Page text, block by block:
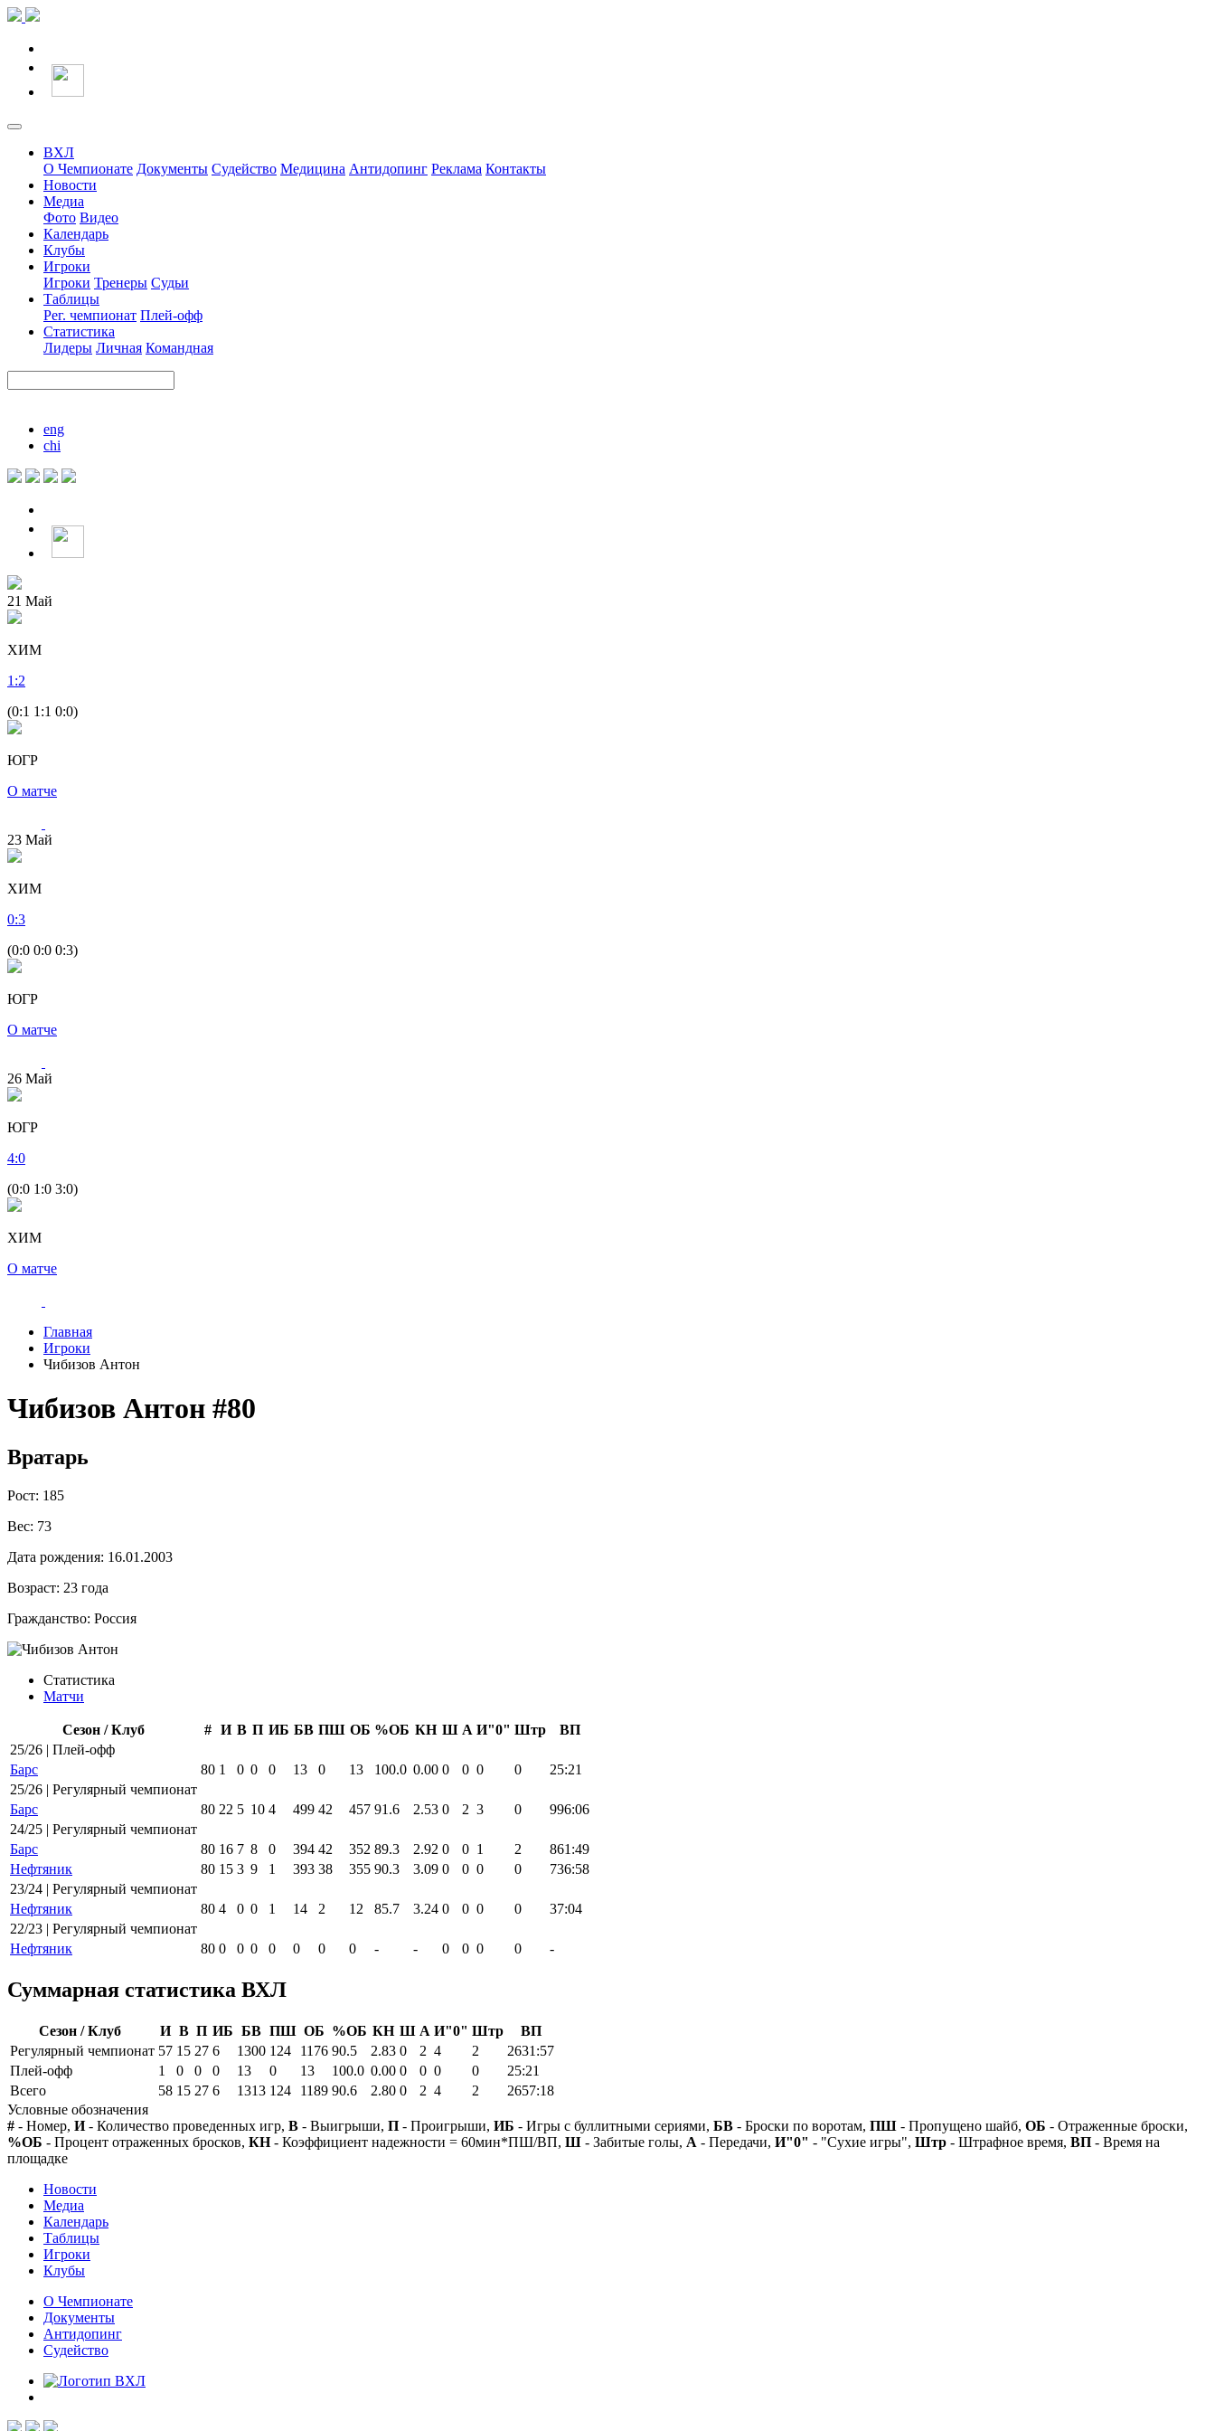
ВХЛ
О Чемпионате Документы Судейство Медицина Антидопинг Реклама Контакты
Новости
Медиа
Фото Видео
Календарь
Клубы
Игроки
Игроки Тренеры Судьи
Таблицы
Рег. чемпионат Плей-офф
Статистика
Лидеры Личная Командная
eng
chi
21 Май
ХИМ
1 :2
(0:1 1:1 0:0)
ЮГР
О матче
23 Май
ХИМ
0:3
(0:0 0:0 0:3)
ЮГР
О матче
26 Май
ЮГР
4:0
(0:0 1:0 3:0)
ХИМ
О матче
Главная
Игроки
Чибизов Антон
Чибизов Антон #80
Вратарь
Рост: 185
Вес: 73
Дата рождения: 16.01.2003
Возраст: 23 года
Гражданство: Россия
Статистика
Матчи
Сезон / Клуб # И В П ИБ БВ ПШ ОБ %ОБ КН Ш А И"0" Штр
ВП
25/26 | Плей-офф
Барс
80 1 0 0 0 13 0 13 100.0 0.00 0 0 0 0
25:21
25/26 | Регулярный чемпионат
Барс
80 22 5 10 4 499 42 457 91.6 2.53 0 2 3 0
996:06
24/25 | Регулярный чемпионат
Барс
80 16 7 8 0 394 42 352 89.3 2.92 0 0 1 2
861:49
Нефтяник
80 15 3 9 1 393 38 355 90.3 3.09 0 0 0 0
736:58
23/24 | Регулярный чемпионат
Нефтяник
80 4 0 0 1 14 2 12 85.7 3.24 0 0 0 0
37:04
22/23 | Регулярный чемпионат
Нефтяник
80 0 0 0 0 0 0 0 - - 0 0 0 0 -
Суммарная статистика ВХЛ
Сезон / Клуб И В П ИБ БВ ПШ ОБ %ОБ КН Ш А И"0" Штр
ВП
Регулярный чемпионат 57 15 27 6 1300 124 1176 90.5 2.83 0 2 4 2
2631:57
Плей-офф
1 0 0 0 13 0 13 100.0 0.00 0 0 0 0
25:21
Всего
58 15 27 6 1313 124 1189 90.6 2.80 0 2 4 2
2657:18
Условные обозначения
# - Номер, И- Количество проведенных игр, В - Выигрыши, П - Проигрыши, ИБ - Игры с буллитными сериями, БВ - Броски по воротам, ПШ - Пропущено шайб, ОБ - Отраженные броски,
%ОБ - Процент отраженных бросков, КН- Коэффициент надежности = 60мин*ПШ/ВП, Ш - Забитые голы, А - Передачи, И"0" - "Сухие игры", Штр - Штрафное время, ВП - Время на
площадке
Новости
Медиа
Календарь
Таблицы
Игроки
Клубы
О Чемпионате
Документы
Антидопинг
Судейство